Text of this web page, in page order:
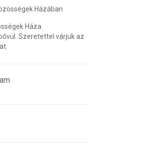
Házában
Háza
Szeretettel várjuk az